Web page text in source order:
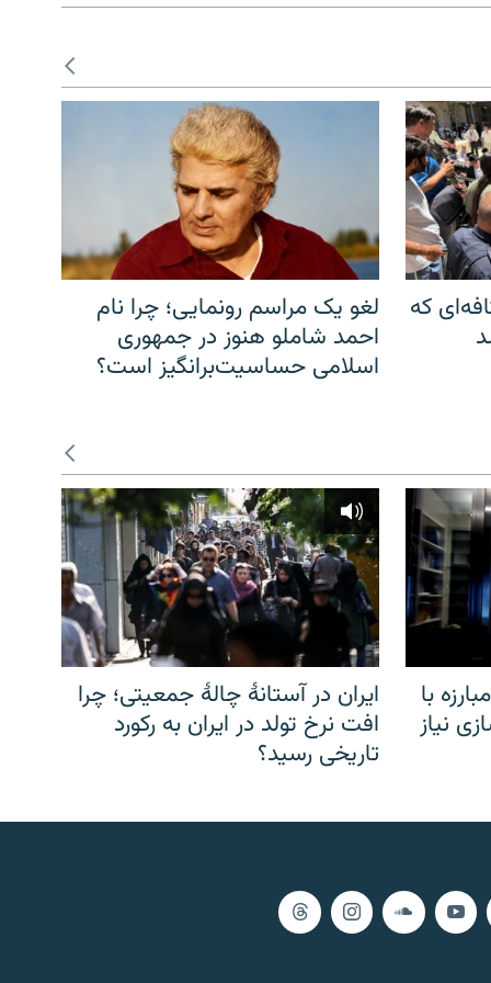
که
لغو یک مراسم رونمایی؛ چرا نام
احمد شاملو هنوز در جمهوری
اسلامی حساسیت‌برانگیز است؟
با
نیاز
ایران در آستانهٔ چالهٔ جمعیتی؛ چرا
افت نرخ تولد در ایران به رکورد
تاریخی رسید؟